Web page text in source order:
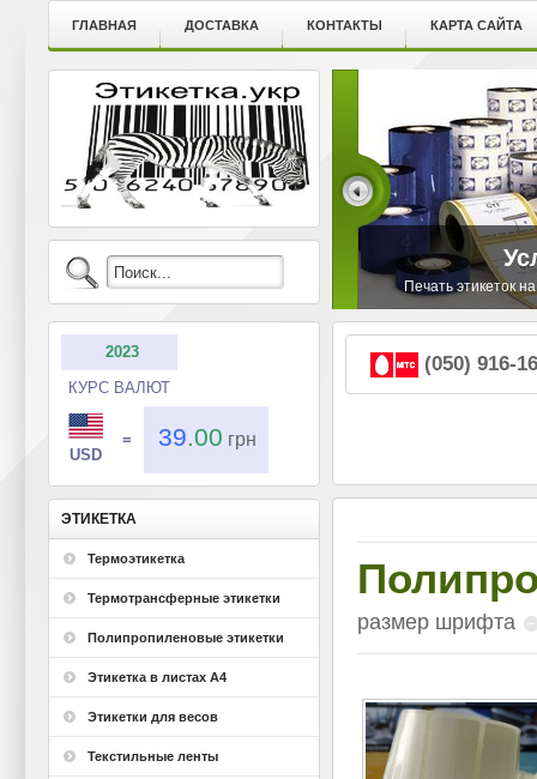
ГЛАВНАЯ ДОСТАВКА КОНТАКТЫ КАРТА САЙТА
Печать этикеток
2023
КУРС ВАЛЮТ
USD
= 39.00 грн
ЭТИКЕТКА
Термоэтикетка
Термотрансферные этикетки
Полипропиленовые этикетки
Этикетка в листах А4
Этикетки для весов
Текстильные ленты
(050) 916-
размер шрифта